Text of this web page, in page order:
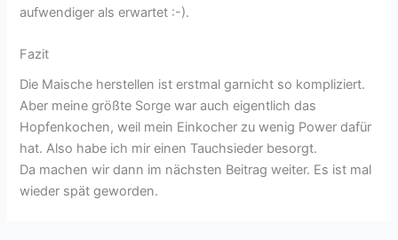
aufwendiger als erwartet :-).
Fazit
Die Maische herstellen ist erstmal garnicht so kompliziert.
Aber meine größte Sorge war auch eigentlich das
Hopfenkochen, weil mein Einkocher zu wenig Power dafür
hat. Also habe ich mir einen Tauchsieder besorgt.
Da machen wir dann im nächsten Beitrag weiter. Es ist mal
wieder spät geworden.